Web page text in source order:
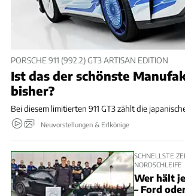
PORSCHE 911 (992.2) GT3 ARTISAN EDITION
Ist das der schönste
bisher?
Bei diesem limitierten 911 GT3 zählt die
Neuvorstellungen & Erlkönige
SCHNELLSTE
NORDSCHLEIFE
Wer hält
– Ford